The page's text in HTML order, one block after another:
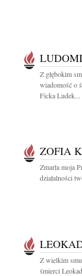
Z głębokim
wiadomość o
Ficka Ludek...
ZOFIA
Zmarła moja
działalności
Z wielkim
śmierci